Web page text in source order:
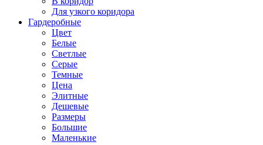
Для узкого коридора
Гардеробные
Цвет
Белые
Светлые
Серые
Темные
Цена
Элитные
Дешевые
Размеры
Большие
Маленькие